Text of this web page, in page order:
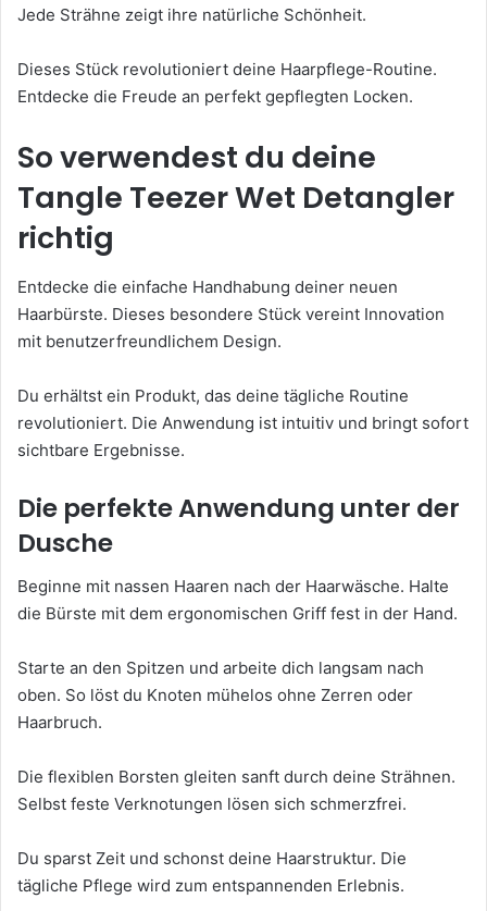
Jede Strähne zeigt ihre natürliche Schönheit.
Dieses Stück revolutioniert deine Haarpflege-Routine.
Entdecke die Freude an perfekt gepflegten Locken.
So verwendest du deine
Tangle Teezer Wet Detangler
richtig
Entdecke die einfache Handhabung deiner neuen
Haarbürste. Dieses besondere Stück vereint Innovation
mit benutzerfreundlichem Design.
Du erhältst ein Produkt, das deine tägliche Routine
revolutioniert. Die Anwendung ist intuitiv und bringt sofort
sichtbare Ergebnisse.
Die perfekte Anwendung unter der
Dusche
Beginne mit nassen Haaren nach der Haarwäsche. Halte
die Bürste mit dem ergonomischen Griff fest in der Hand.
Starte an den Spitzen und arbeite dich langsam nach
oben. So löst du Knoten mühelos ohne Zerren oder
Haarbruch.
Die flexiblen Borsten gleiten sanft durch deine Strähnen.
Selbst feste Verknotungen lösen sich schmerzfrei.
Du sparst Zeit und schonst deine Haarstruktur. Die
tägliche Pflege wird zum entspannenden Erlebnis.